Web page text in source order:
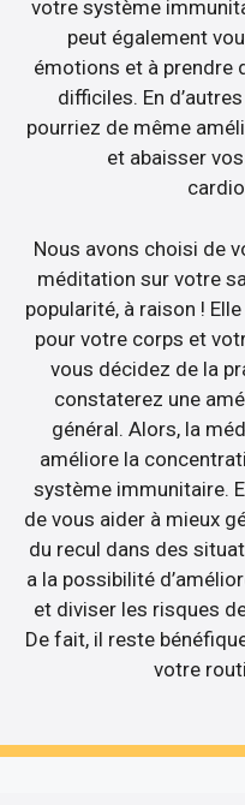
votre système
peut également
émotions et à prendre
difficiles. En
pourriez de même
et abaisser
Nous avons choisi de
méditation sur votre
popularité, à raison !
pour votre corps et
vous décidez de la
constaterez une
général. Alors, la
améliore la
système immunitaire.
de vous aider à mieux
du recul dans des
a la possibilité
et diviser les risques
De fait, il reste
votre